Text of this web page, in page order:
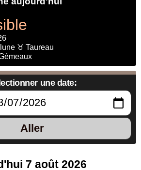
♉ Taureau
une date:
Aller
7 août 2026